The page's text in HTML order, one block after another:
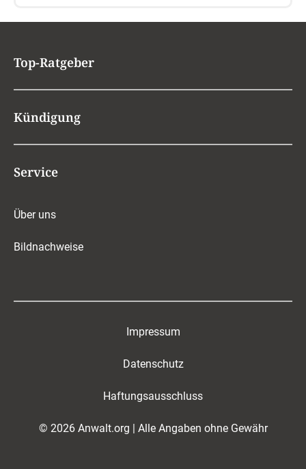
Top-Ratgeber
Kündigung
Service
Über uns
Bildnachweise
Impressum
Datenschutz
Haftungsausschluss
© 2026 Anwalt.org | Alle Angaben ohne Gewähr